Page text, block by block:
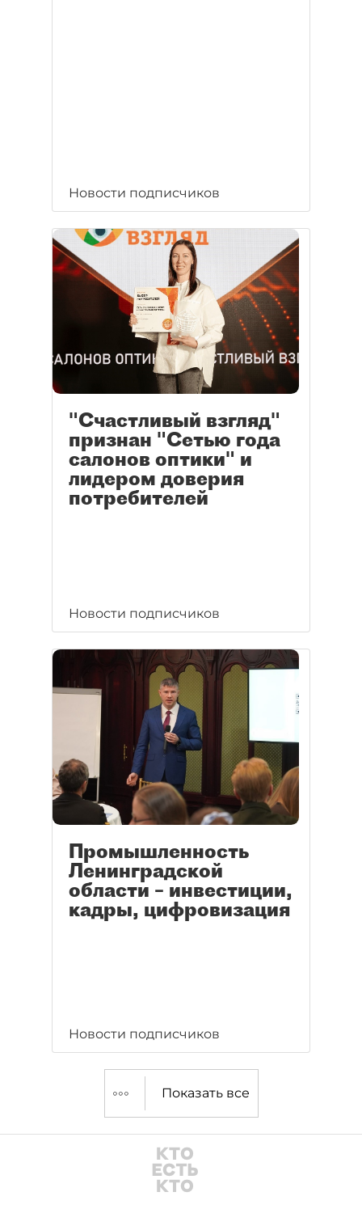
Новости подписчиков
"Счастливый взгляд"
признан "Сетью года
салонов оптики" и
лидером доверия
потребителей
Новости подписчиков
Промышленность
Ленинградской
области – инвестиции,
кадры, цифровизация
Новости подписчиков
Показать все